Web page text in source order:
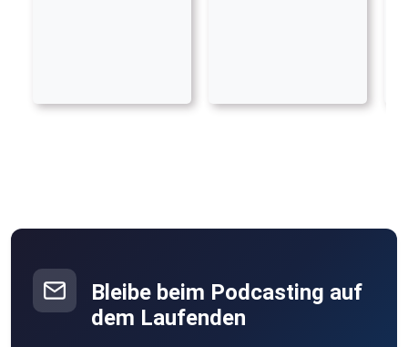
Bleibe beim Podcasting auf
dem Laufenden